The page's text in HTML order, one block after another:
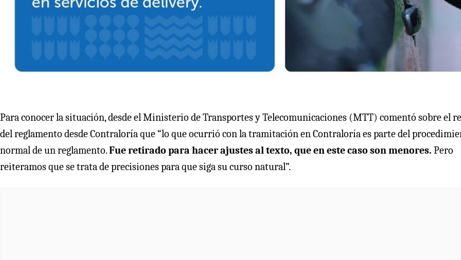
Para conocer la situación, desde el Ministerio de Transportes y Telecomunicaciones (MTT) comentó sobre el
del reglamento desde Contraloría que “lo que ocurrió con la tramitación en Contraloría es parte del
normal de un reglamento.Fue retirado para hacer ajustes al texto, que en este caso son menores. Pero
reiteramos que se trata de precisiones para que siga su curso natural”.